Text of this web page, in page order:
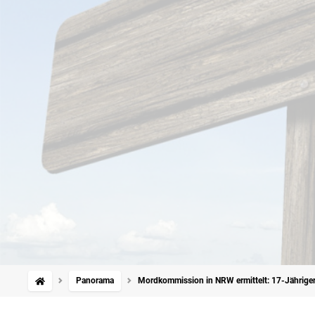
Panorama Mordkommission in NRW ermittelt: 17-